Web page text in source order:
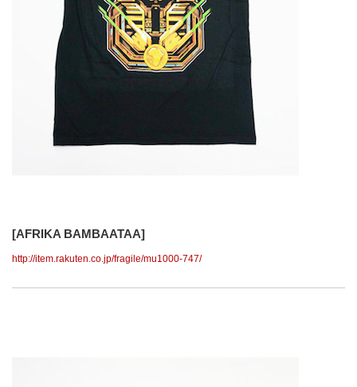
[AFRIKA BAMBAATAA]
http://item.rakuten.co.jp/fragile/mu1000-747/